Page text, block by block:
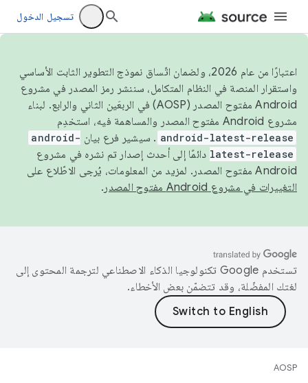
تسجيل الدخول
اعتبارًا من عام 2026، ولضمان اتّساق نموذج التطوير الثابت الأساسي
واستقرار المنصة في النظام المتكامل، سننشر رمز المصدر في مشروع
Android مفتوح المصدر (AOSP) في الربعَين الثاني والرابع. لبناء
مشروع Android مفتوح المصدر والمساهمة فيه، استخدِم
android-latest-release . سيشير فرع بيان android-
latest-release دائمًا إلى أحدث إصدار تم نشره في مشروع
Android مفتوح المصدر. لمزيد من المعلومات، يُرجى الاطّلاع على
التغييرات في مشروع Android مفتوح المصدر
.
تستخدم Google تكنولوجيا الذكاء الاصطناعي لترجمة المحتوى إلى
لغتك المفضّلة، وقد تتضمّن بعض الأخطاء.
AOSP